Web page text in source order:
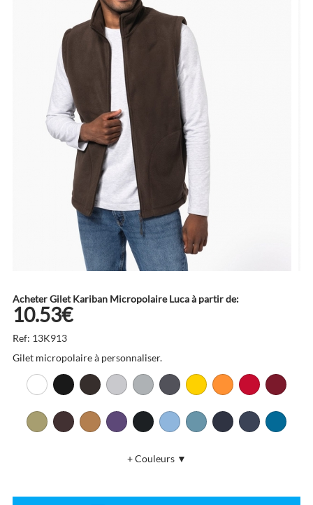
Acheter Gilet Kariban Micropolaire Luca à partir de:
10.53€
Ref: 13K913
Gilet micropolaire à personnaliser.
+ Couleurs ▼